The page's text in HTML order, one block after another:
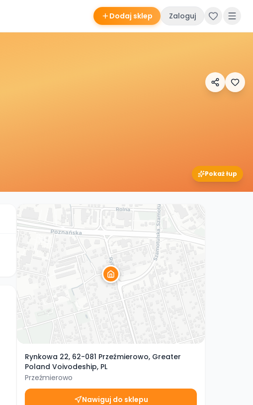
Dodaj sklep Zaloguj
Pokaż łup
Rynkowa 22, 62-081 Przeźmierowo, Greater
Poland Voivodeship, PL
Przeźmierowo
Nawiguj do sklepu